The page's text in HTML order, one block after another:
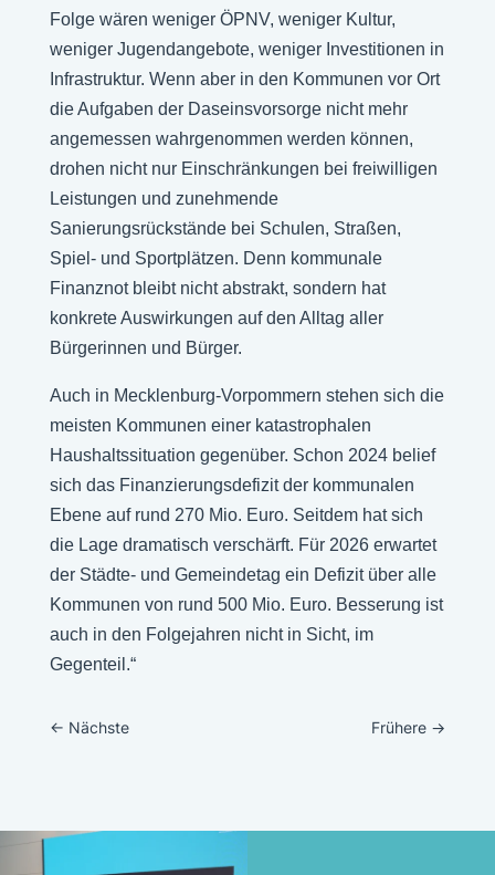
Folge wären weniger ÖPNV, weniger Kultur,
weniger Jugendangebote, weniger Investitionen in
Infrastruktur. Wenn aber in den Kommunen vor Ort
die Aufgaben der Daseinsvorsorge nicht mehr
angemessen wahrgenommen werden können,
drohen nicht nur Einschränkungen bei freiwilligen
Leistungen und zunehmende
Sanierungsrückstände bei Schulen, Straßen,
Spiel- und Sportplätzen. Denn kommunale
Finanznot bleibt nicht abstrakt, sondern hat
konkrete Auswirkungen auf den Alltag aller
Bürgerinnen und Bürger.
Auch in Mecklenburg-Vorpommern stehen sich die
meisten Kommunen einer katastrophalen
Haushaltssituation gegenüber. Schon 2024 belief
sich das Finanzierungsdefizit der kommunalen
Ebene auf rund 270 Mio. Euro. Seitdem hat sich
die Lage dramatisch verschärft. Für 2026 erwartet
der Städte- und Gemeindetag ein Defizit über alle
Kommunen von rund 500 Mio. Euro. Besserung ist
auch in den Folgejahren nicht in Sicht, im
Gegenteil.“
← Nächste Frühere →